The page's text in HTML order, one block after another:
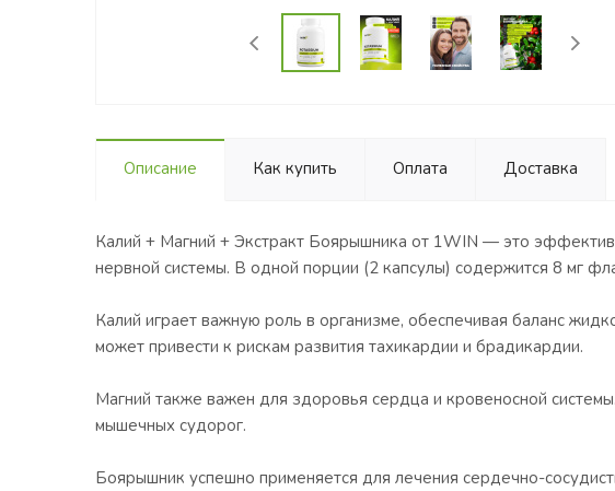
Описание Как купить Оплата Доставка
Калий + Магний + Экстракт Боярышника от 1WIN — это
нервной системы. В одной порции (2 капсулы) содержится 8 мг
Калий играет важную роль в организме, обеспечивая баланс
может привести к рискам развития тахикардии и брадикардии.
Магний также важен для здоровья сердца и кровеносной
мышечных судорог.
Боярышник успешно применяется для лечения сердечно-